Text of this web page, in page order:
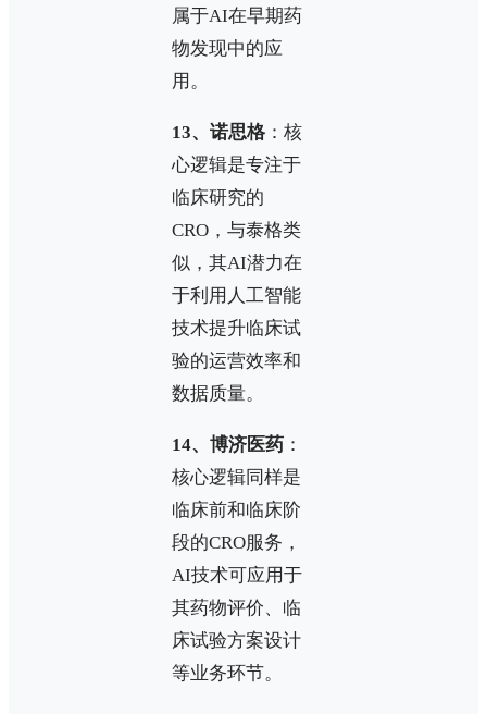
属于AI在早期药
物发现中的应
用。
13、诺思格 ：核
心逻辑是专注于
临床研究的
CRO，与泰格类
似，其AI潜力在
于利用人工智能
技术提升临床试
验的运营效率和
数据质量。
14、博济医药 ：
核心逻辑同样是
临床前和临床阶
段的CRO服务，
AI技术可应用于
其药物评价、临
床试验方案设计
等业务环节。